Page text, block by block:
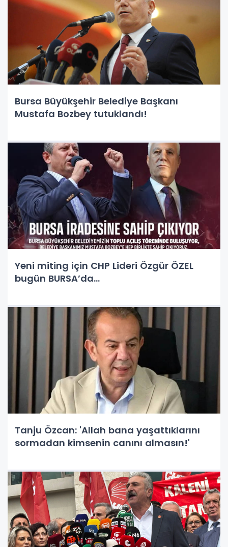
Bursa Büyükşehir Belediye Başkanı
Mustafa Bozbey tutuklandı!
Yeni miting için CHP Lideri Özgür ÖZEL
bugün BURSA’da…
Tanju Özcan: 'Allah bana yaşattıklarını
sormadan kimsenin canını almasın!'